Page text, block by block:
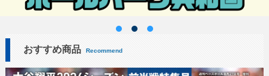
おすすめ商品 Recommend